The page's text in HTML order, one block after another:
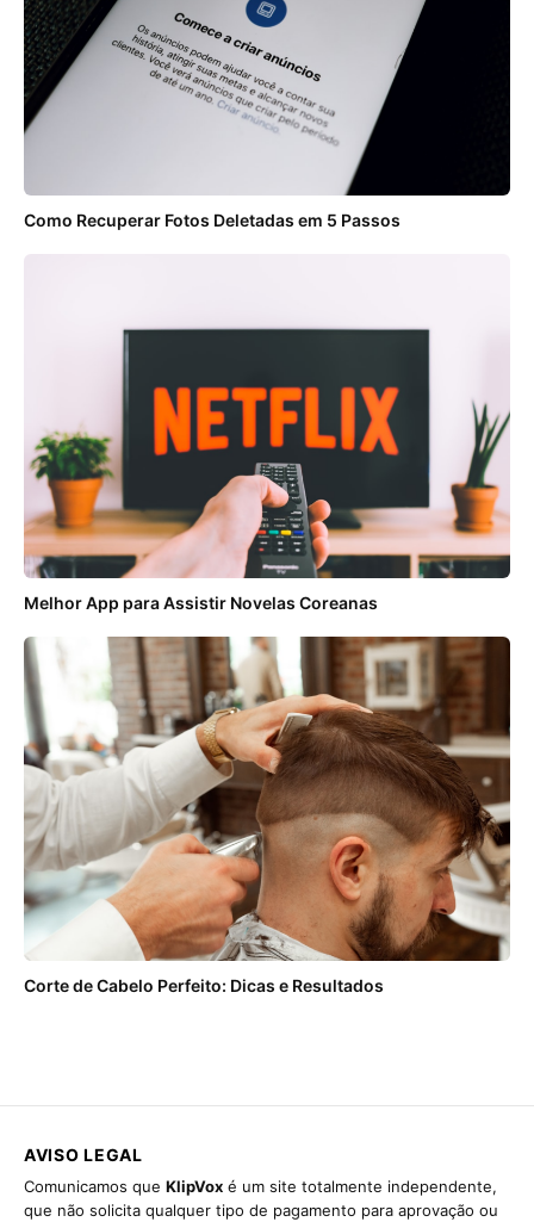
Como Recuperar Fotos Deletadas em 5 Passos
Melhor App para Assistir Novelas Coreanas
Corte de Cabelo Perfeito: Dicas e Resultados
AVISO LEGAL
Comunicamos que KlipVox é um site totalmente independente,
que não solicita qualquer tipo de pagamento para aprovação ou